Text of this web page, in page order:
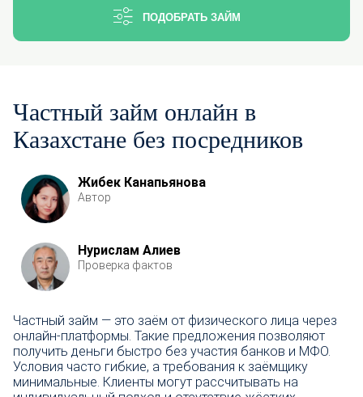
ПОДОБРАТЬ ЗАЙМ
Частный займ онлайн в
Казахстане без посредников
Жибек Канапьянова
Автор
Нурислам Алиев
Проверка фактов
Частный займ — это заём от физического лица через
онлайн-платформы. Такие предложения позволяют
получить деньги быстро без участия банков и МФО.
Условия часто гибкие, а требования к заёмщику
минимальные. Клиенты могут рассчитывать на